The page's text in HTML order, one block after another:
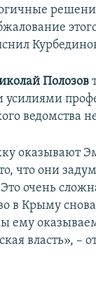
Полозов
ведомства
оказывают
что они
очень
в Крыму
ему
власть», –